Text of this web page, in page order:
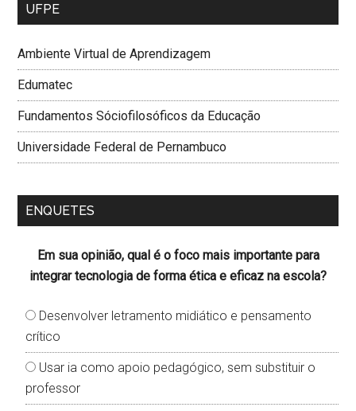
UFPE
Ambiente Virtual de Aprendizagem
Edumatec
Fundamentos Sóciofilosóficos da Educação
Universidade Federal de Pernambuco
ENQUETES
Em sua opinião, qual é o foco mais importante para
integrar tecnologia de forma ética e eficaz na escola?
Desenvolver letramento midiático e pensamento
crítico
Usar ia como apoio pedagógico, sem substituir o
professor